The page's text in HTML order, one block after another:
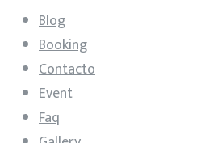
Blog
Booking
Contacto
Event
Faq